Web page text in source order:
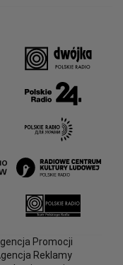
Promocji
Reklamy